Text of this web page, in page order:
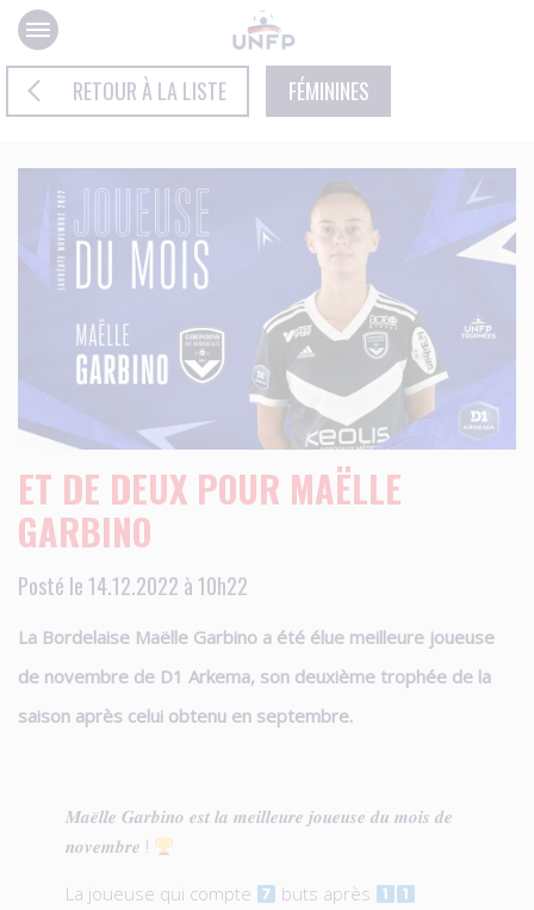
Panneau de gestion des cookies
RETOUR À LA LISTE FÉMININES
ET DE DEUX POUR MAËLLE
GARBINO
Posté le 14.12.2022 à 10h22
La Bordelaise Maëlle Garbino a été élue meilleure joueuse
de novembre de D1 Arkema, son deuxième trophée de la
saison après celui obtenu en septembre.
𝑴𝒂𝒆̈𝒍𝒍𝒆 𝑮𝒂𝒓𝒃𝒊𝒏𝒐 𝒆𝒔𝒕 𝒍𝒂 𝒎𝒆𝒊𝒍𝒍𝒆𝒖𝒓𝒆 𝒋𝒐𝒖𝒆𝒖𝒔𝒆 𝒅𝒖 𝒎𝒐𝒊𝒔 𝒅𝒆
𝒏𝒐𝒗𝒆𝒎𝒃𝒓𝒆 !
La joueuse qui compte
buts après